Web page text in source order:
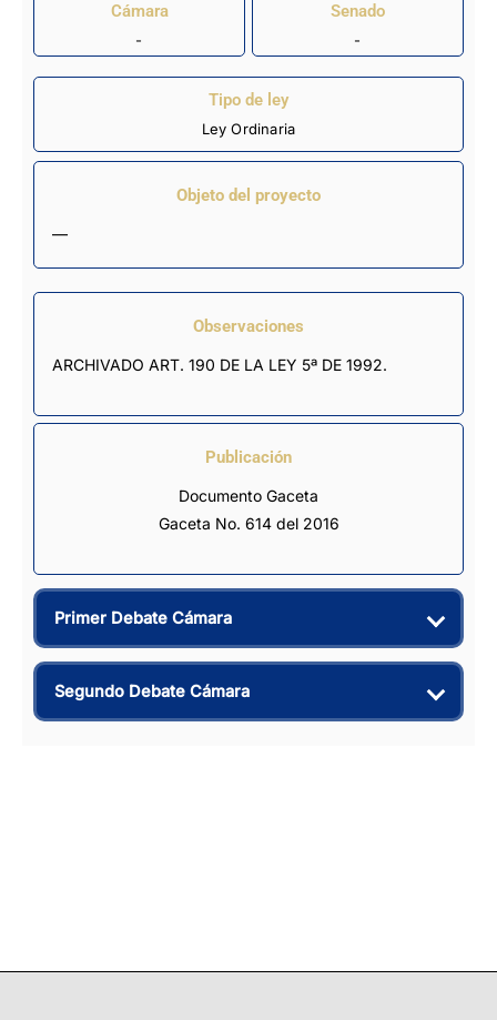
Cámara
-
Senado
-
Tipo de ley
Ley Ordinaria
Objeto del proyecto
—
Observaciones
ARCHIVADO ART. 190 DE LA LEY 5ª DE 1992.
Publicación
Documento Gaceta
Gaceta No. 614 del 2016
Primer Debate Cámara
Segundo Debate Cámara